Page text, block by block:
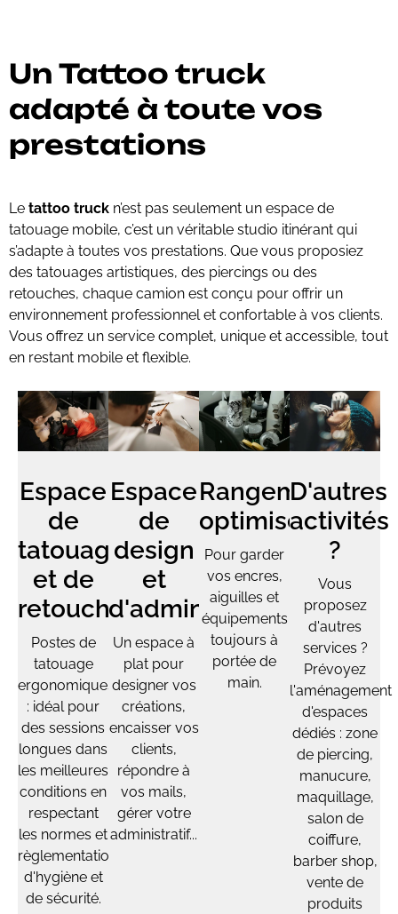
Un Tattoo truck
adapté à toute vos
prestations
Le tattoo truck n’est pas seulement un espace de
tatouage mobile, c’est un véritable studio itinérant qui
s’adapte à toutes vos prestations. Que vous proposiez
des tatouages artistiques, des piercings ou des
retouches, chaque camion est conçu pour offrir un
environnement professionnel et confortable à vos clients.
Vous offrez un service complet, unique et accessible, tout
en restant mobile et flexible.
Espace
de
tatouage
et de
retouches
Postes de
tatouage
ergonomiques
: idéal pour
des sessions
longues dans
les meilleures
conditions en
respectant
les normes et
règlementations
d'hygiène et
de sécurité.
Espace
de
design
et
d'administratif
Un espace à
plat pour
designer vos
créations,
encaisser vos
clients,
répondre à
vos mails,
gérer votre
administratif...
Rangements
optimisés
Pour garder
vos encres,
aiguilles et
équipements
toujours à
portée de
main.
D'autres
activités
?
Vous
proposez
d'autres
services ?
Prévoyez
l'aménagement
d'espaces
dédiés : zone
de piercing,
manucure,
maquillage,
salon de
coiffure,
barber shop,
vente de
produits